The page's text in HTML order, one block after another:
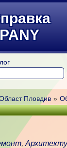
Пловдив »
,